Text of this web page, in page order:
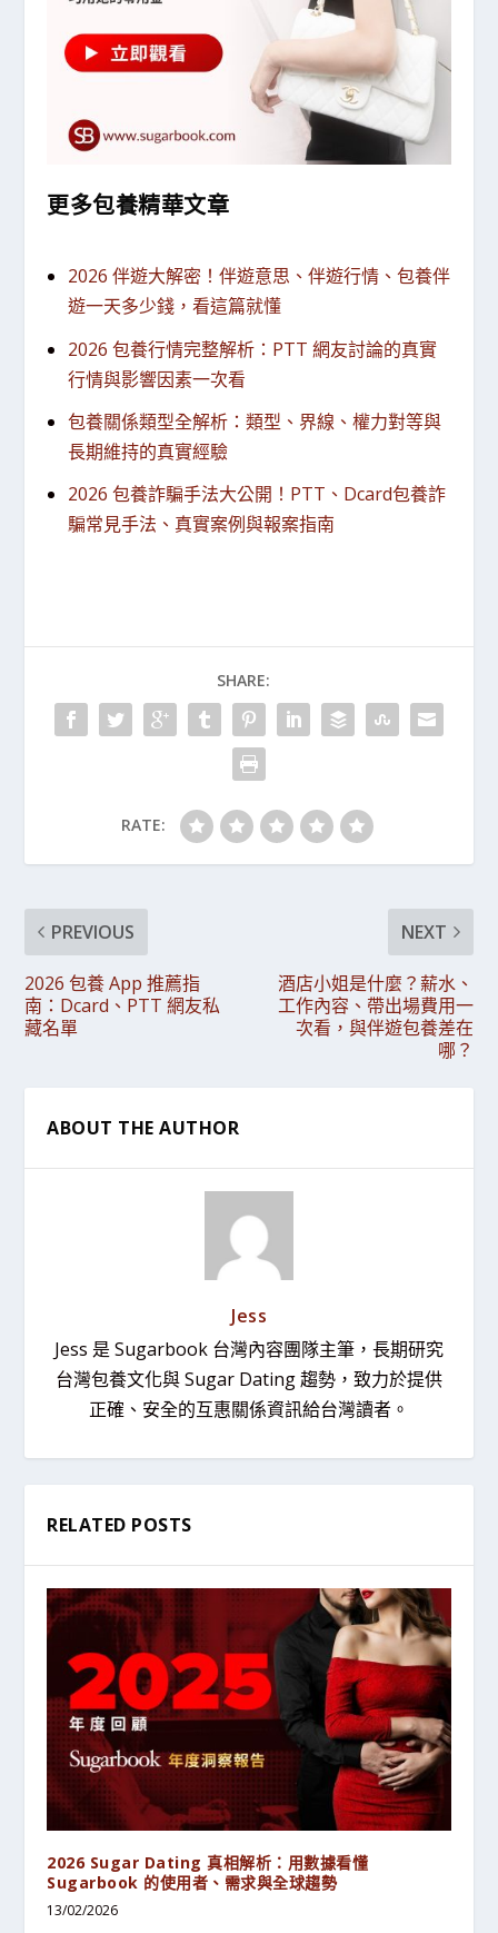
更多包養精華文章
2026 伴遊大解密！伴遊意思、伴遊行情、包養伴
遊一天多少錢，看這篇就懂
2026 包養行情完整解析：PTT 網友討論的真實
行情與影響因素一次看
包養關係類型全解析：類型、界線、權力對等與
長期維持的真實經驗
2026 包養詐騙手法大公開！PTT、Dcard包養詐
騙常見手法、真實案例與報案指南
SHARE:
RATE:
PREVIOUS
2026 包養 App 推薦指
南：Dcard、PTT 網友私
藏名單
NEXT
酒店小姐是什麼？薪水、
工作內容、帶出場費用一
次看，與伴遊包養差在
哪？
ABOUT THE AUTHOR
Jess
Jess 是 Sugarbook 台灣內容團隊主筆，長期研究
台灣包養文化與 Sugar Dating 趨勢，致力於提供
正確、安全的互惠關係資訊給台灣讀者。
RELATED POSTS
2026 Sugar Dating 真相解析：用數據看懂
Sugarbook 的使用者、需求與全球趨勢
13/02/2026